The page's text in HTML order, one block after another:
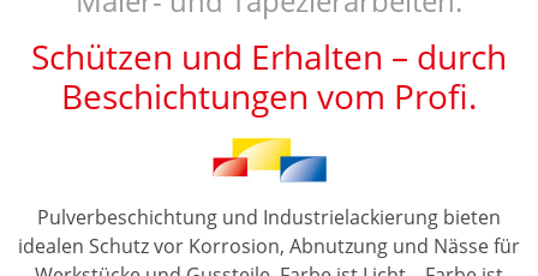
Schützen und Erhalten – durch
Beschichtungen vom Profi.
Pulverbeschichtung und Industrielackierung bieten
idealen Schutz vor Korrosion, Abnutzung und Nässe für